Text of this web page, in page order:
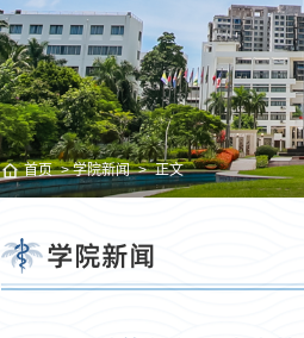
首页 学院新闻 正文
学院新闻